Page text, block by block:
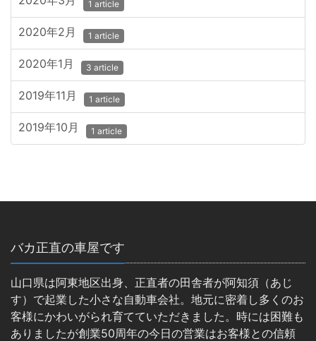
1 article
2020年2月 1 article
2020年1月 3 article
2019年11月 1 article
2019年10月 1 article
バカ正直の車屋です
山口県は阿東地区出身、正直者の田舎者が阿知須（あじ
す）で起業した小さな自動車会社。地元に密着し多くのお
客様にかわいがられ育てていただきました。時には困難も
ありましたが創業50周年の今日の営業はお客様との信頼